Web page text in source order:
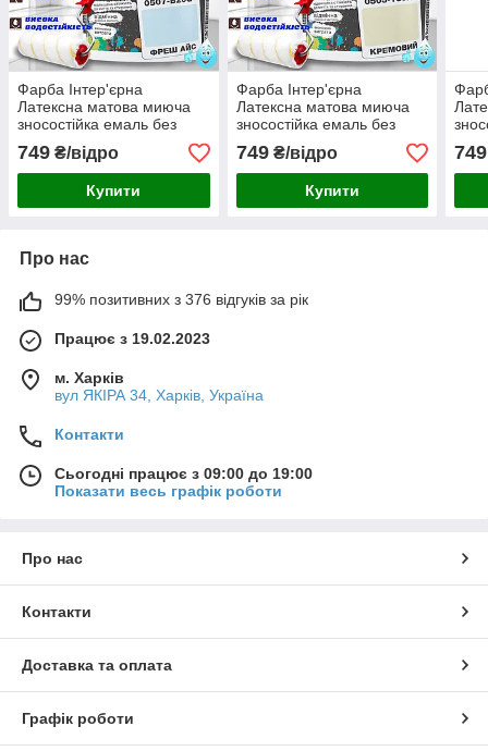
Фарба Інтер'єрна
Латексна матова миюча
зносостійка емаль без
запаху для стін і стель
Skyline Фреш Айс 3 л
749 ₴/відро
Купити
Фарба Інтер'єрна
Латексна матова миюча
зносостійка емаль без
запаху для стін і стель
Skyline Кремова 3 л
749₴/відро
Купити
749
Про нас
99% позитивних з 376 відгуків за рік
Працює з 19.02.2023
м. Харків
вул ЯКІРА 34, Харків, Україна
Контакти
Сьогодні працює з 09:00 до 19:00
Показати весь графік роботи
Про нас
Контакти
Доставка та оплата
Графік роботи